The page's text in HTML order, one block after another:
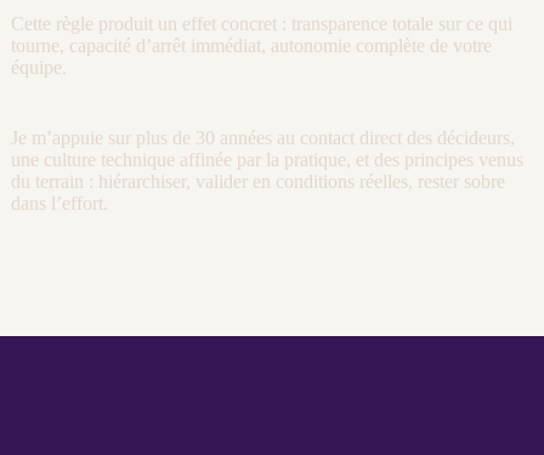
Cette règle produit un effet concret : transparence totale sur ce qui
tourne, capacité d’arrêt immédiat, autonomie complète de votre
équipe.
Je m’appuie sur plus de 30 années au contact direct des décideurs,
une culture technique affinée par la pratique, et des principes venus
du terrain : hiérarchiser, valider en conditions réelles, rester sobre
dans l’effort.